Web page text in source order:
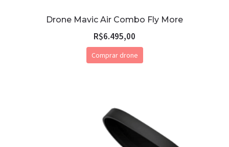
Drone Mavic Air Combo Fly More
R$6.495,00
Comprar drone